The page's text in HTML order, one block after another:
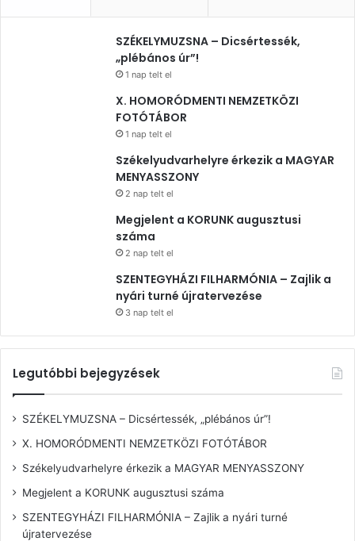
SZÉKELYMUZSNA – Dicsértessék,
„plébános úr”!
1 nap telt el
X. HOMORÓDMENTI NEMZETKÖZI
FOTÓTÁBOR
1 nap telt el
Székelyudvarhelyre érkezik a MAGYAR
MENYASSZONY
2 nap telt el
Megjelent a KORUNK augusztusi
száma
2 nap telt el
SZENTEGYHÁZI FILHARMÓNIA – Zajlik a
nyári turné újratervezése
3 nap telt el
Legutóbbi bejegyzések
SZÉKELYMUZSNA – Dicsértessék, „plébános úr”!
X. HOMORÓDMENTI NEMZETKÖZI FOTÓTÁBOR
Székelyudvarhelyre érkezik a MAGYAR MENYASSZONY
Megjelent a KORUNK augusztusi száma
SZENTEGYHÁZI FILHARMÓNIA – Zajlik a nyári turné
újratervezése